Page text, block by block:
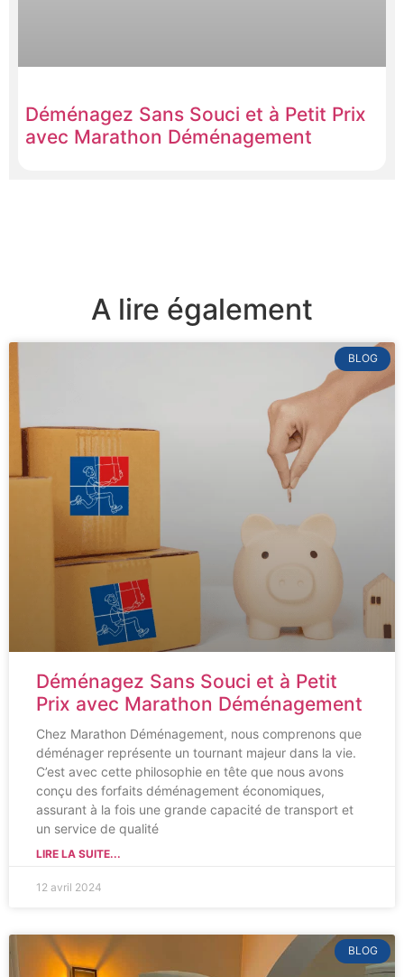
Déménagez Sans Souci et à Petit Prix
avec Marathon Déménagement
A lire également
BLOG
Déménagez Sans Souci et à Petit
Prix avec Marathon Déménagement
Chez Marathon Déménagement, nous comprenons que
déménager représente un tournant majeur dans la vie.
C’est avec cette philosophie en tête que nous avons
conçu des forfaits déménagement économiques,
assurant à la fois une grande capacité de transport et
un service de qualité
LIRE LA SUITE...
12 avril 2024
BLOG